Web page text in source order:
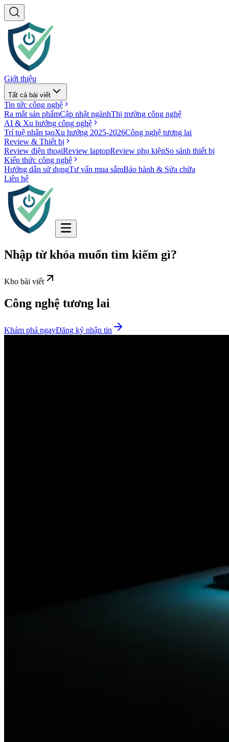
Giới thiệu
Tất cả bài viết
Tin tức công nghệ
Ra mắt sản phẩmCập nhật ngànhThị trường công nghệ
AI & Xu hướng công nghệ
Trí tuệ nhân tạoXu hướng 2025-2026Công nghệ tương lai
Review & Thiết bị
Review điện thoạiReview laptopReview phụ kiệnSo sánh thiết bị
Kiến thức công nghệ
Hướng dẫn sử dụngTư vấn mua sắmBảo hành & Sửa chữa
Liên hệ
Nhập từ khóa muốn tìm kiếm gì?
Kho bài viết
Công nghệ tương lai
Khám phá ngayĐăng ký nhận tin